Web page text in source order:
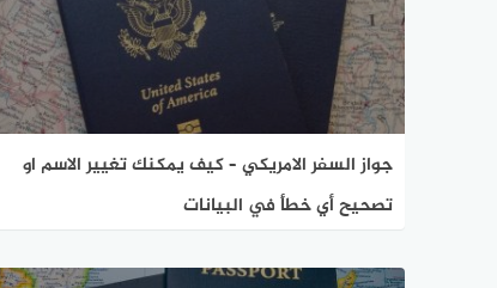
جواز السفر الامريكي – كيف يمكنك تغيير الاسم او
تصحيح أي خطأ في البيانات